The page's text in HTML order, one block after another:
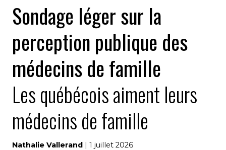
Sondage léger sur la
perception publique des
médecins de famille
Les québécois aiment leurs
médecins de famille
Nathalie Vallerand | 1 juillet 2026